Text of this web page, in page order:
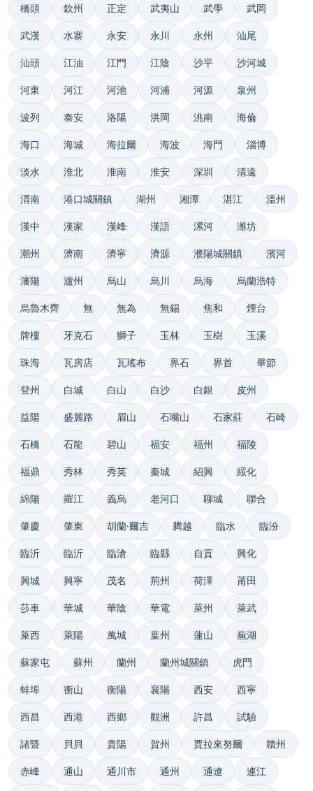
橋頭 欽州 正定 武夷山 武學 武岡
武漢 水寨 永安 永川 永州 汕尾
汕頭 江油 江門 江陰 沙平 沙河城
河東 河江 河池 河浦 河源 泉州
波列 泰安 洛陽 洪岡 洮南 海倫
海口 海城 海拉爾 海波 海門 淄博
淡水 淮北 淮南 淮安 深圳 清遠
渭南 港口城關鎮 湖州 湘潭 湛江 溫州
漢中 漢家 漢峰 漢語 漯河 潍坊
潮州 濟南 濟寧 濟源 濮陽城關鎮 濱河
瀋陽 瀘州 烏山 烏川 烏海 烏蘭浩特
烏魯木齊 無 無為 無錫 焦和 煙台
牌樓 牙克石 獅子 玉林 玉樹 玉溪
珠海 瓦房店 瓦瑤布 界石 界首 畢節
登州 白城 白山 白沙 白銀 皮州
益陽 盛麗路 眉山 石嘴山 石家莊 石崎
石橋 石龍 碧山 福安 福州 福陵
福鼎 秀林 秀英 秦城 紹興 綏化
綿陽 羅江 義烏 老河口 聊城 聯合
肇慶 肇東 胡蘭·爾吉 腾越 臨水 臨汾
臨沂 臨沂 臨滄 臨縣 自貢 興化
興城 興寧 茂名 荊州 荷澤 莆田
莎車 華城 華陰 華電 萊州 萊武
萊西 萊陽 萬城 葉州 蓮山 蕪湖
蘇家屯 蘇州 蘭州 蘭州城關鎮 虎門
蚌埠 衡山 衡陽 襄陽 西安 西寧
西昌 西港 西鄉 觀洲 許昌 試驗
諸暨 貝貝 貴陽 賀州 賈拉來努爾 贛州
赤峰 通山 通川市 通州 通遼 連江